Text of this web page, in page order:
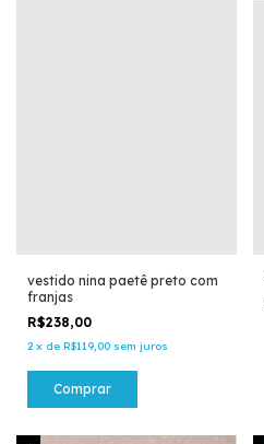
vestido nina paetê preto com
franjas
R$238,00
2 x de R$119,00 sem juros
Comprar